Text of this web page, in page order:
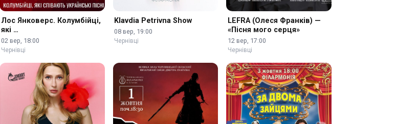
Лос Янковерс. Колумбійці,
які …
02 вер, 18:00
Чернівці
Klavdia Petrivna Show
08 вер, 19:00
Чернівці
LEFRA (Олеся Франків) —
«Пісня мого серця»
12 вер, 17:00
Чернівці